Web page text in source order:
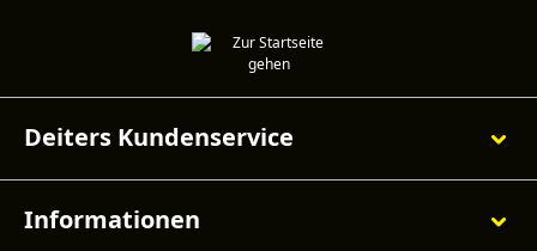
Deiters Kundenservice
Informationen